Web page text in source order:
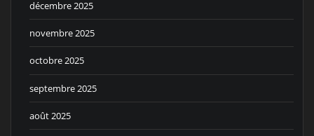
décembre 2025
novembre 2025
octobre 2025
septembre 2025
août 2025